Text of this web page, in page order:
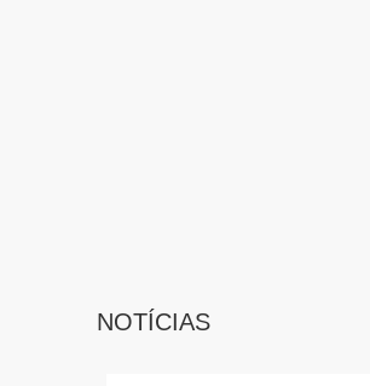
NOTÍCIAS